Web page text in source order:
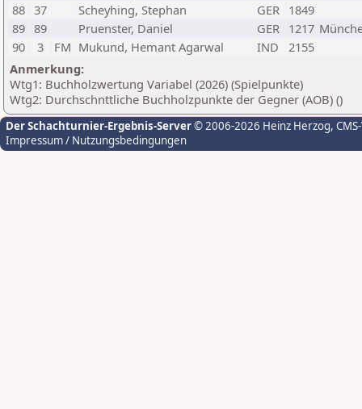
88 37 Scheyhing, Stephan GER 1849
89 89 Pruenster, Daniel GER 1217
90
3 FM Mukund, Hemant Agarwal IND
2155
Anmerkung:
Wtg1: Buchholzwertung Variabel (2026) (Spielpunkte)
Wtg2: Durchschnttliche Buchholzpunkte der Gegner (AOB) ()
Der Schachturnier-Ergebnis-Server© 2006-2026 Heinz Herzog,
Impressum / Nutzungsbedingungen